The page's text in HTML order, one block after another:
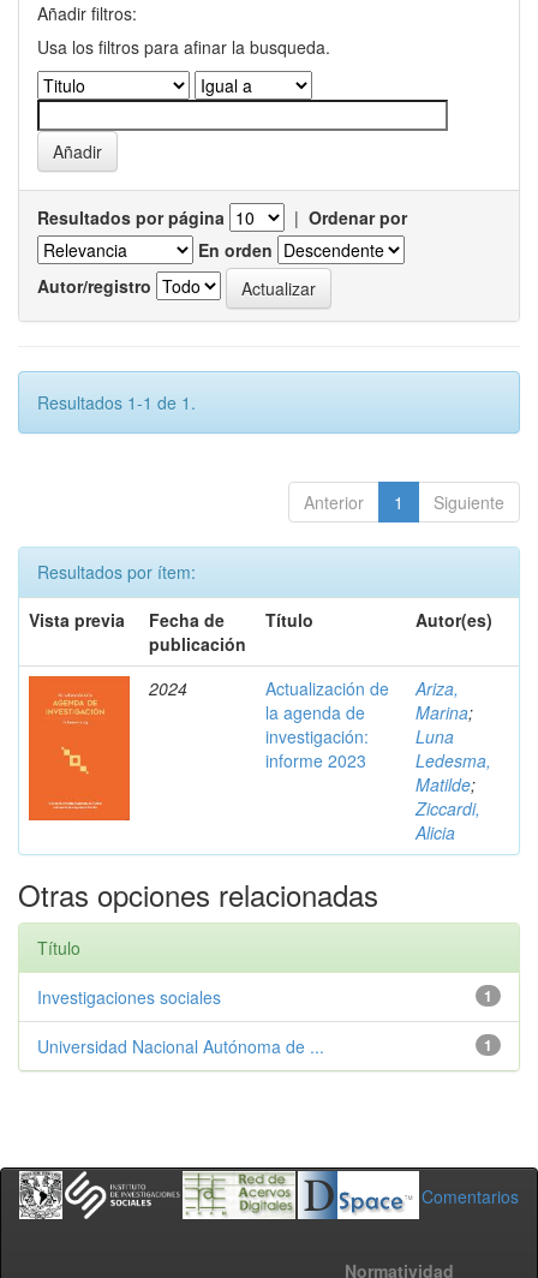
Añadir filtros:
Usa los filtros para afinar la busqueda.
Resultados por página | Ordenar por
En orden
Autor/registro
Resultados 1-1 de 1.
Anterior 1 Siguiente
Resultados por ítem:
Vista previa
Fecha de
publicación
Título Autor(es)
2024
Actualización de
la agenda de
investigación:
informe 2023
Ariza,
Marina;
Luna
Ledesma,
Matilde;
Ziccardi,
Alicia
Otras opciones relacionadas
Título
1
Investigaciones sociales
1
Universidad Nacional Autónoma de ...
Comentarios
Normatividad